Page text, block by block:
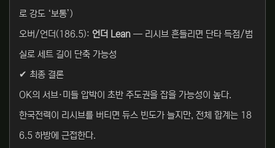
로 강도 ‘보통’)
오버/언더(186.5): 언더 Lean — 리시브 흔들리면 단타 득점/범
실로 세트 길이 단축 가능성
✔ 최종 결론
OK의 서브·미들 압박이 초반 주도권을 잡을 가능성이 높다.
한국전력이 리시브를 버티면 듀스 빈도가 늘지만, 전체 합계는 18
6.5 하방에 근접한다.